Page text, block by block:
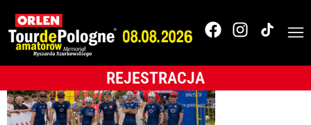
REJESTRACJA
Karpacz-_0A10167